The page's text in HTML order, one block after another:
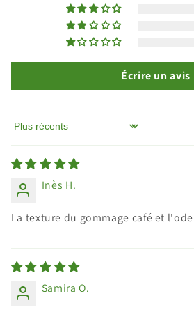
Écrire un avis
Sort by
Inès H.
La texture du gommage café et
Samira O.